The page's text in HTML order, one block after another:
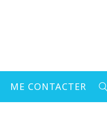
ME CONTACTER